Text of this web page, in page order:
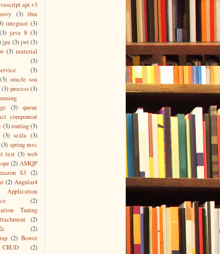
api v3
(3) ibm
integrasi (3)
(3) java 8 (3)
jpa (3)jwt(3)
(3) material
(3)
(3)
(3) oracle soa
(3) process (3)
(3) queue
component
(3)routing(3)
(3) scala (3)
(3) spring mvc
test (3) web
(2) AMQP
S3 (2)
(2) Angular4
Application
(2)
Tuning
(2)
(2)
(2) Bower
CRUD
(2)